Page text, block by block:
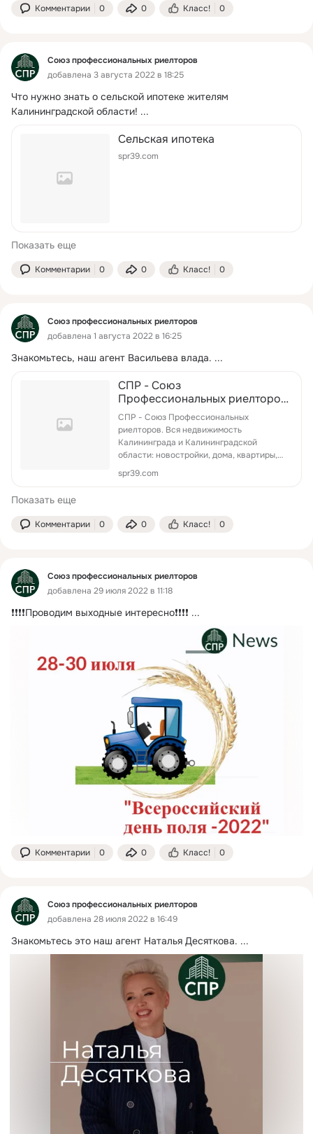
Комментарии 0 0 Класс! 0
Союз профессиональных риелторов
добавлена 3 августа 2022 в 18:25
Что нужно знать о сельской ипотеке жителям
Калининградской области! ...
Сельская ипотека
spr39.com
Показать еще
Комментарии 0 0 Класс! 0
Союз профессиональных риелторов
добавлена 1 августа 2022 в 16:25
Знакомьтесь, наш агент Васильева влада. ...
СПР - Союз
Профессиональных риелторов.
Вся недвижимость
Калининграда и
Калининградской области:
новостройки, дома, квартир...
СПР - Союз Профессиональных
риелторов. Вся недвижимость
Калининграда и Калининградской
области: новостройки, дома, квартиры,
оф...
spr39.com
Показать еще
Комментарии 0 0 Класс! 0
Союз профессиональных риелторов
добавлена 29 июля 2022 в 11:18
❗❗❗❗Проводим выходные интересно❗❗❗❗ ...
Комментарии 0 0 Класс! 0
Союз профессиональных риелторов
добавлена 28 июля 2022 в 16:49
Знакомьтесь это наш агент Наталья Десяткова. ...